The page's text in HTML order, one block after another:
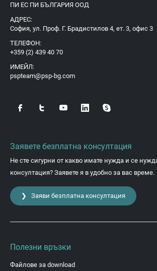
ПИ ЕС ПИ БЪЛГАРИЯ ООД
АДРЕС:
София, ул. Проф. Г. Брадистилов 4, ет. 3, офис 3
ТЕЛЕФОН:
+359 (2) 439 40 70
ИМЕЙЛ:
pspteam@psp-bg.com
Заявете безплатна консултация
Не сте сигурни от какво имате нужда и се
консултация? Заявете я в удобно за вас време.
❯ Заяви безплатна консултация
Полезни връзки
Файлове за download